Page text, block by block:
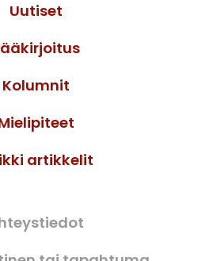
Uutiset
Kolumnit
artikkelit